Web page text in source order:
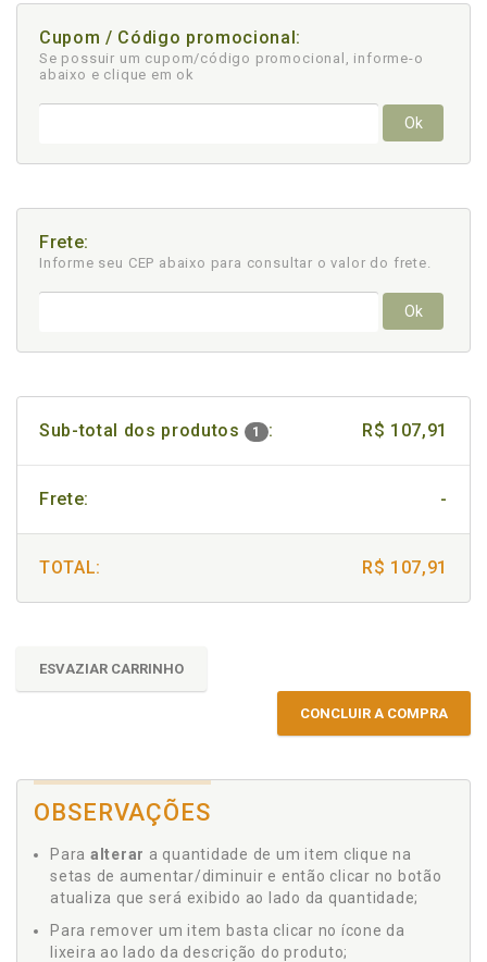
Cupom / Código promocional:
Se possuir um cupom/código promocional, informe-o
abaixo e clique em ok
Ok
Frete:
Informe seu CEP abaixo para consultar o valor do frete.
Ok
Sub-total dos produtos 1 : R$ 107,91
Frete: -
TOTAL: R$ 107,91
ESVAZIAR CARRINHO
CONCLUIR A COMPRA
OBSERVAÇÕES
Para alterar a quantidade de um item clique na
setas de aumentar/diminuir e então clicar no botão
atualiza que será exibido ao lado da quantidade;
Para remover um item basta clicar no ícone da
lixeira ao lado da descrição do produto;